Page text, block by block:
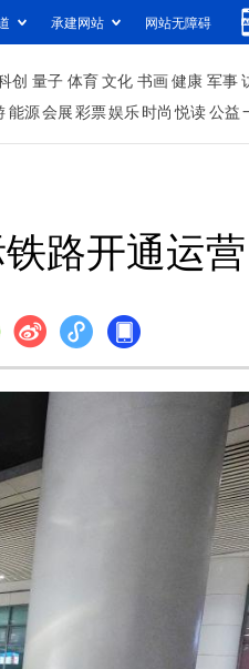
承建网站 网站无障碍
创 量子 体育文化 书画健康 军事
能源会展彩票娱乐时尚 悦读公益
路开通运营